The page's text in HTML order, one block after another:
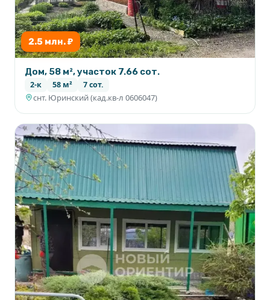
2.5 млн. ₽
Дом, 58 м², участок 7.66 сот.
2-к 58 м² 7 сот.
снт. Юринский (кад.кв-л 0606047)